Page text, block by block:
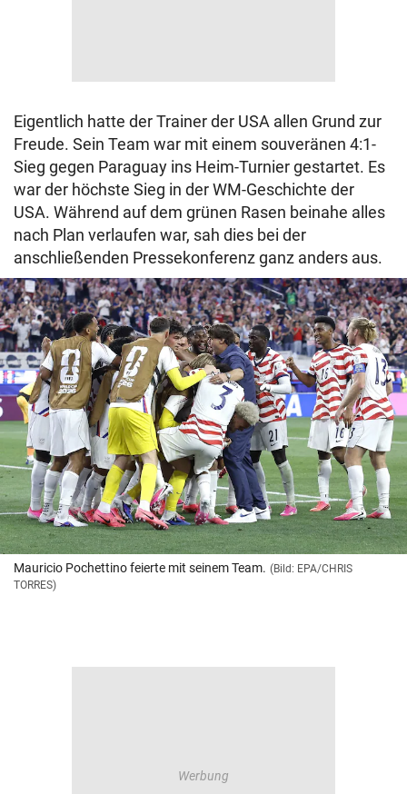
Eigentlich hatte der Trainer der USA allen Grund zur
Freude. Sein Team war mit einem souveränen 4:1-
Sieg gegen Paraguay ins Heim-Turnier gestartet. Es
war der höchste Sieg in der WM-Geschichte der
USA. Während auf dem grünen Rasen beinahe alles
nach Plan verlaufen war, sah dies bei der
anschließenden Pressekonferenz ganz anders aus.
Mauricio Pochettino feierte mit seinem Team. (Bild: EPA/CHRIS
TORRES)